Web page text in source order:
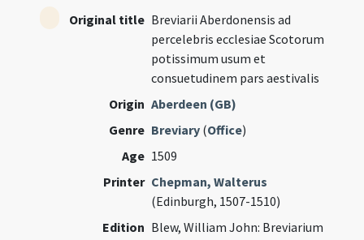
Original title Breviarii Aberdonensis ad
percelebris ecclesiae Scotorum
potissimum usum et
consuetudinem pars aestivalis
Origin Aberdeen (GB)
Genre Breviary (Office)
Age 1509
Printer Chepman, Walterus
(Edinburgh, 1507-1510)
Edition Blew, William John: Breviarium